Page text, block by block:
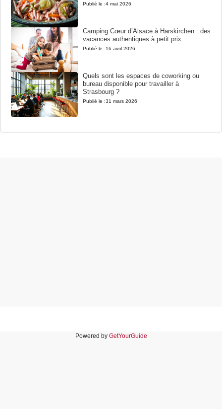
Publié le :4 mai 2026
Camping Cœur d’Alsace à Harskirchen : des
vacances authentiques à petit prix
Publié le :16 avril 2026
Quels sont les espaces de coworking ou
bureau disponible pour travailler à
Strasbourg ?
Publié le :31 mars 2026
Powered by GetYourGuide